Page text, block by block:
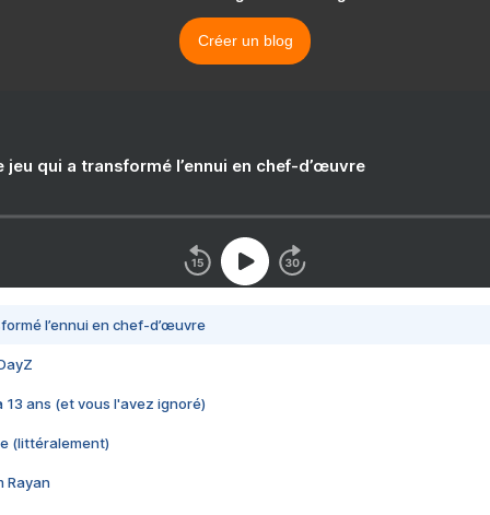
Créer un blog
jeu qui a transformé l’ennui en chef-d’œuvre
l’ennui en chef-d’œuvre
13 ans (et vous l'avez ignoré)
(littéralement)
Rayan